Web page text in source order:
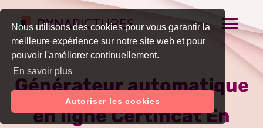
Nous utilisons des cookies pour vous garantir la
meilleure expérience sur notre site web et pour
pouvoir l'améliorer continuellement.
En savoir plus
Autoriser les cookies
Générateur automatique
en ligne Certificat En